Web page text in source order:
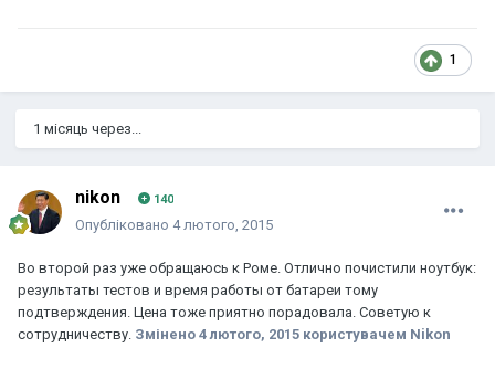
1
1 місяць через...
nikon 140
Опубліковано 4 лютого, 2015
Во второй раз уже обращаюсь к Роме. Отлично почистили ноутбук:
результаты тестов и время работы от батареи тому
подтверждения. Цена тоже приятно порадовала. Советую к
сотрудничеству. Змінено 4 лютого, 2015 користувачем Nikon